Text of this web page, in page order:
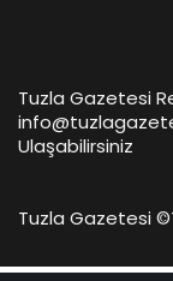
Tuzla Gazetesi
Ulaşabilirsiniz
Tuzla Gazetesi ©